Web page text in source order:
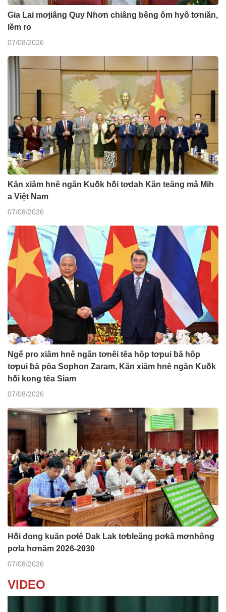
Gia Lai mơjiâng Quy Nhơn chiâng bêng ôm hyô tơniăn,
lĕm ro
07/08/2026
Kăn xiâm hnê ngăn Kuô̆k hô̆i tơdah Kăn teăng mâ Mih
a Việt Nam
07/08/2026
Ngế pro xiâm hnê ngăn tơnêi têa hôp tơpui ƀă hôp
tơpui ƀă pôa Sophon Zaram, Kăn xiâm hnê ngăn Kuô̆k
hô̆i kong têa Siam
07/08/2026
Hô̆i đong kuăn pơlê Dak Lak tơbleăng pơkâ mơnhông
pơla hơnăm 2026-2030
07/08/2026
VIDEO